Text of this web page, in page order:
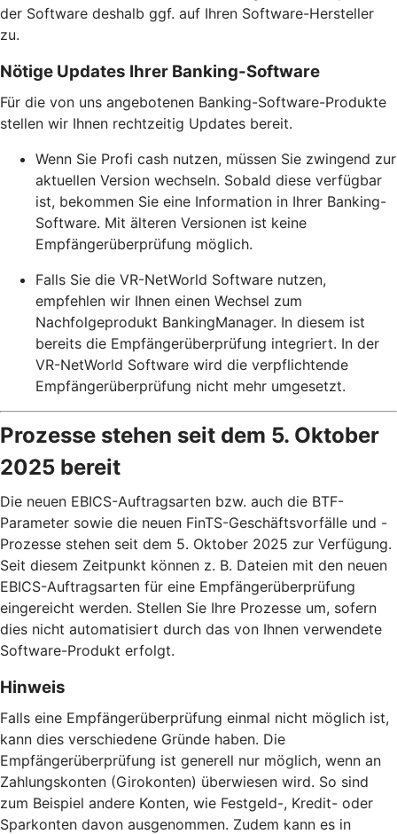
der Software deshalb ggf. auf Ihren Software-Hersteller
zu.
Nötige Updates Ihrer Banking-Software
Für die von uns angebotenen Banking-Software-Produkte
stellen wir Ihnen rechtzeitig Updates bereit.
Wenn Sie Profi cash nutzen, müssen Sie zwingend zur
aktuellen Version wechseln. Sobald diese verfügbar
ist, bekommen Sie eine Information in Ihrer Banking-
Software. Mit älteren Versionen ist keine
Empfängerüberprüfung möglich.
Falls Sie die VR-NetWorld Software nutzen,
empfehlen wir Ihnen einen Wechsel zum
Nachfolgeprodukt BankingManager. In diesem ist
bereits die Empfängerüberprüfung integriert. In der
VR-NetWorld Software wird die verpflichtende
Empfängerüberprüfung nicht mehr umgesetzt.
Prozesse stehen seit dem 5. Oktober
2025 bereit
Die neuen EBICS-Auftragsarten bzw. auch die BTF-
Parameter sowie die neuen FinTS-Geschäftsvorfälle und -
Prozesse stehen seit dem 5. Oktober 2025 zur Verfügung.
Seit diesem Zeitpunkt können z. B. Dateien mit den neuen
EBICS-Auftragsarten für eine Empfängerüberprüfung
eingereicht werden. Stellen Sie Ihre Prozesse um, sofern
dies nicht automatisiert durch das von Ihnen verwendete
Software-Produkt erfolgt.
Hinweis
Falls eine Empfängerüberprüfung einmal nicht möglich ist,
kann dies verschiedene Gründe haben. Die
Empfängerüberprüfung ist generell nur möglich, wenn an
Zahlungskonten (Girokonten) überwiesen wird. So sind
zum Beispiel andere Konten, wie Festgeld-, Kredit- oder
Sparkonten davon ausgenommen. Zudem kann es in